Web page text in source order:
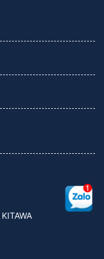
KITAWA